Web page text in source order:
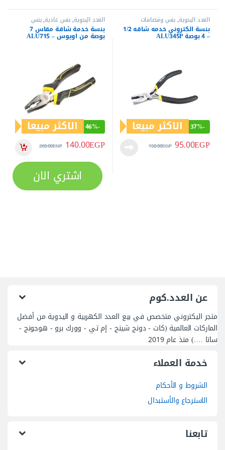
العدد اليدوية,بنس وقصافات
بنسة الكتروني خدمه شاقه 1/2
– 4 بوصة ALU345P
-
37% الاكثر مبيعا
95.00EGP
150.00EGP
العدد اليدوية,بنس عادية,بنس
وقصافات بنسة خدمة شاقة مقاس 7
بوصة من اويوس – ALU715
-
46% الاكثر مبيعا
140.00EGP
260.00EGP
اشتري الان
عن العدد.كوم
متجر اليكتروني متخصص في بيع العدد الكهربية و اليدوية من أفضل
الماركات العالمية (كات - دونج شينج - إم تي - وورك برو - هوجونج -
ساتا ….) منذ عام 2019
خدمة العملاء
الشروط و الأحكام
الاسترجاع والأستبدال
تابعنا